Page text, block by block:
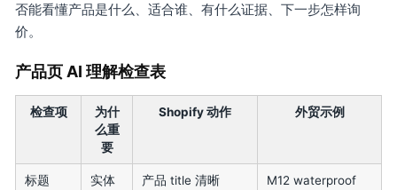
否能看懂产品是什么、适合谁、有什么证据、下一步怎样询
价。
产品页 AI 理解检查表
检查项
为什
么重
要
Shopify 动作 外贸示例
标题
实体
产品 title 清晰
M12 waterproof